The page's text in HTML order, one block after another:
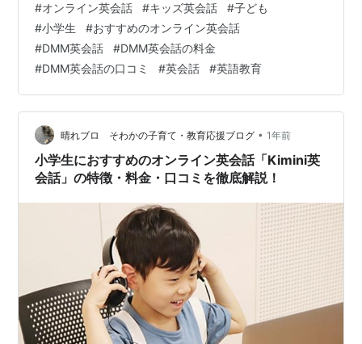
130ヶ国以上！多国籍な講師陣との出会い 🌟特徴2：【プ
ランが選べる】ネイティブや日本人講師とも話せる 🌟特
徴3：【教材が豊富】信頼の市販教材「Let's Go」などが
無料 🌟特徴4：【業界No.1の安心感】豊富な講師数と安
定したサービス運営 🌟特徴5：【自主学習も万全】英語
学習アプ…
#オンライン英会話 #キッズ英会話 #子ども
#小学生 #おすすめのオンライン英会話
#DMM英会話 #DMM英会話の料金
#DMM英会話の口コミ #英会話 #英語教育
晴れブロ そわかの子育て・教育応援ブログ • 1年前
小学生におすすめのオンライン英会話「Kimini英
会話」の特徴・料金・口コミを徹底解説！